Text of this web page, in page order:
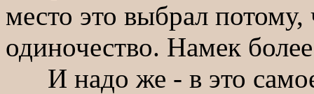
место это выбрал
одиночество. Намек
И надо же - в это самое